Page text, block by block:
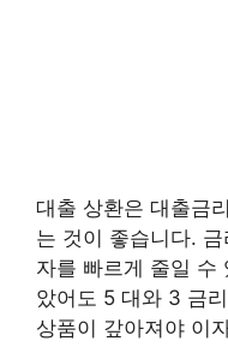
대출 상환은 대출금
는 것이 좋습니다.
자를 빠르게 줄일 수
았어도 5 대와 3 금
상품이 갚아져야 이